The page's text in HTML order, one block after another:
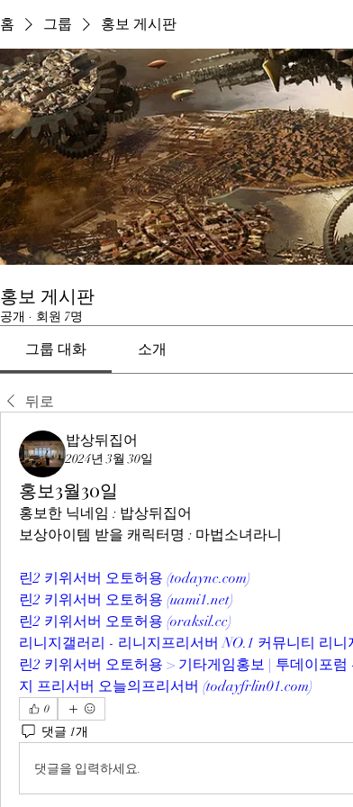
홈 그룹 홍보 게시판
홍보 게시판
공개 · 회원 7명
그룹 대화 소개
뒤로
밥상뒤집어
2024년 3월 30일
홍보3월30일
홍보한 닉네임 : 밥상뒤집어
보상아이템 받을 캐릭터명 : 마법소녀라니
린2 키위서버 오토허용 (todaync.com)
린2 키위서버 오토허용 (uami1.net)
린2 키위서버 오토허용 (oraksil.cc)
리니지갤러리 - 리니지프리서버 NO.1 커뮤니티 리니
린2 키위서버 오토허용 > 기타게임홍보 | 투데이포
지 프리서버 오늘의프리서버 (todayfrlin01.com)
0
댓글 1개
댓글을 입력하세요.